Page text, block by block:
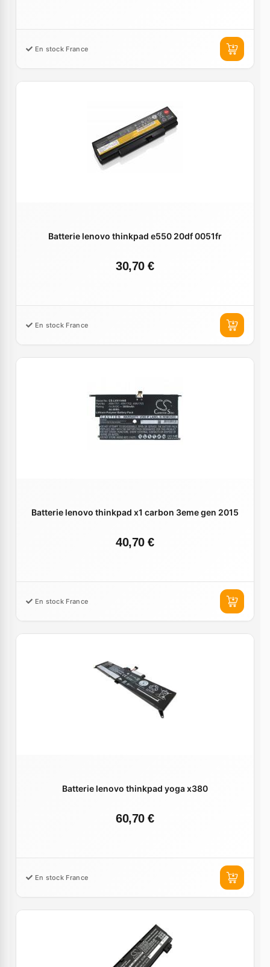
En stock France
Batterie lenovo thinkpad e550 20df 0051fr
30,70 €
En stock France
Batterie lenovo thinkpad x1 carbon 3eme gen 2015
40,70 €
En stock France
Batterie lenovo thinkpad yoga x380
60,70 €
En stock France